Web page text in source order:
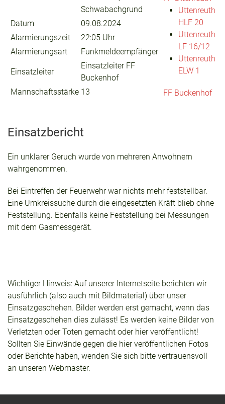
Schwabachgrund
Datum
09.08.2024
Alarmierungszeit
22:05 Uhr
Alarmierungsart
Funkmeldeempfänger
Einsatzleiter
Einsatzleiter FF
Buckenhof
Mannschaftsstärke 13
Uttenreuth
HLF 20
Uttenreuth
LF 16/12
Uttenreuth
ELW 1
FF Buckenhof
Einsatzbericht
Ein unklarer Geruch wurde von mehreren Anwohnern
wahrgenommen.
Bei Eintreffen der Feuerwehr war nichts mehr feststellbar.
Eine Umkreissuche durch die eingesetzten Kräft blieb ohne
Feststellung. Ebenfalls keine Feststellung bei Messungen
mit dem Gasmessgerät.
Wichtiger Hinweis: Auf unserer Internetseite berichten wir
ausführlich (also auch mit Bildmaterial) über unser
Einsatzgeschehen. Bilder werden erst gemacht, wenn das
Einsatzgeschehen dies zulässt! Es werden keine Bilder von
Verletzten oder Toten gemacht oder hier veröffentlicht!
Sollten Sie Einwände gegen die hier veröffentlichen Fotos
oder Berichte haben, wenden Sie sich bitte vertrauensvoll
an unseren Webmaster.